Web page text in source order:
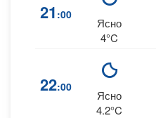
21 :00
Ясно
4°C
22:00
Ясно
4.2°C